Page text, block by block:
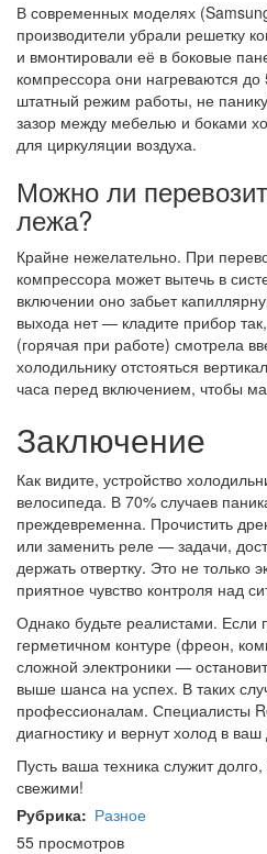
В современных моделях
производители убрали решетку
и вмонтировали её в боковые
компрессора они нагреваются до
штатный режим работы, не
зазор между мебелью и боками
для циркуляции воздуха.
Можно ли
лежа?
Крайне нежелательно. При
компрессора может вытечь в
включении оно забьет
выхода нет — кладите прибор
(горячая при работе) смотрела
холодильнику отстояться
часа перед включением, чтобы
Заключение
Как видите, устройство
велосипеда. В 70% случаев
преждевременна. Прочистить
или заменить реле — задачи,
держать отвертку. Это не только
приятное чувство контроля над
Однако будьте реалистами. Если
герметичном контуре (фреон,
сложной электроники —
выше шанса на успех. В таких
профессионалам. Специалисты
диагностику и вернут холод в
Пусть ваша техника служит
свежими!
Рубрика
Разное
55 просмотров